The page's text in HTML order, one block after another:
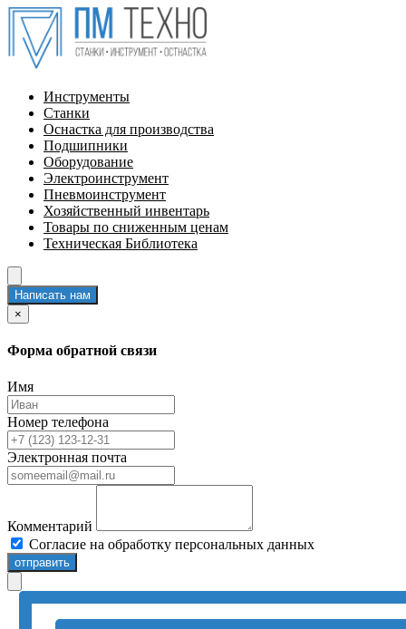
Инструменты
Станки
Оснастка для производства
Подшипники
Оборудование
Электроинструмент
Пневмоинструмент
Хозяйственный инвентарь
Товары по сниженным ценам
Техническая Библиотека
Написать нам
×
Форма обратной связи
Имя
Номер телефона
Электронная почта
Комментарий
Согласие на обработку персональных данных
отправить